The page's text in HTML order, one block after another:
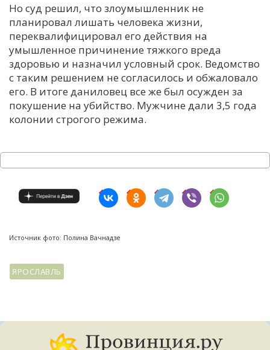
Но суд решил, что злоумышленник не
планировал лишать человека жизни,
переквалифицировал его действия на
умышленное причинение тяжкого вреда
здоровью и назначил условный срок. Ведомство
с таким решением не согласилось и обжаловало
его. В итоге даниловец все же был осужден за
покушение на убийство. Мужчине дали 3,5 года
колонии строгого режима.
Источник фото: Полина Вачнадзе
ЯРОСЛАВЛЬ